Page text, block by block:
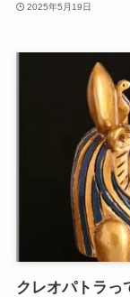
2025年5月19日
クレオパトラ